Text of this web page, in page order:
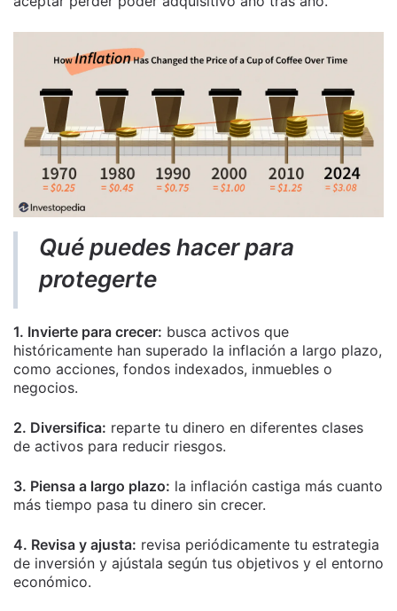
Qué puedes hacer para
protegerte
1. Invierte para crecer: busca activos que
históricamente han superado la inflación a largo plazo,
como acciones, fondos indexados, inmuebles o
negocios.
2. Diversifica: reparte tu dinero en diferentes clases
de activos para reducir riesgos.
3. Piensa a largo plazo: la inflación castiga más cuanto
más tiempo pasa tu dinero sin crecer.
4. Revisa y ajusta: revisa periódicamente tu estrategia
de inversión y ajústala según tus objetivos y el entorno
económico.